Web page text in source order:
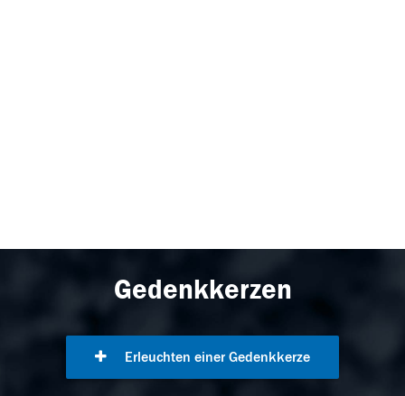
Gedenkkerzen
Erleuchten einer Gedenkkerze